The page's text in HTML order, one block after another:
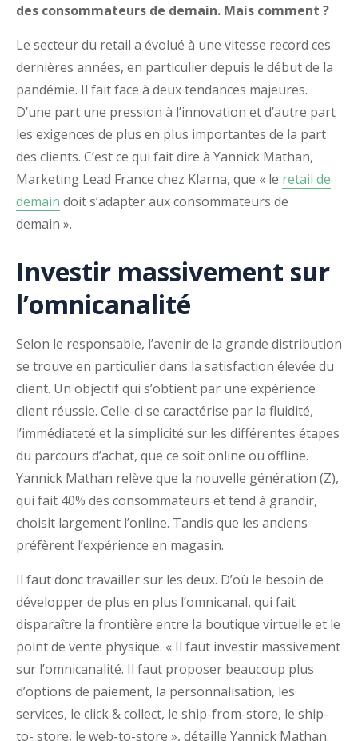
des consommateurs de demain. Mais comment ?
Le secteur du retail a évolué à une vitesse record ces
dernières années, en particulier depuis le début de la
pandémie. Il fait face à deux tendances majeures.
D’une part une pression à l’innovation et d’autre part
les exigences de plus en plus importantes de la part
des clients. C’est ce qui fait dire à Yannick Mathan,
Marketing Lead France chez Klarna, que « le retail de
demain doit s’adapter aux consommateurs de
demain ».
Investir massivement sur
l’omnicanalité
Selon le responsable, l’avenir de la grande distribution
se trouve en particulier dans la satisfaction élevée du
client. Un objectif qui s’obtient par une expérience
client réussie. Celle-ci se caractérise par la fluidité,
l’immédiateté et la simplicité sur les différentes étapes
du parcours d’achat, que ce soit online ou offline.
Yannick Mathan relève que la nouvelle génération (Z),
qui fait 40% des consommateurs et tend à grandir,
choisit largement l’online. Tandis que les anciens
préfèrent l’expérience en magasin.
Il faut donc travailler sur les deux. D’où le besoin de
développer de plus en plus l’omnicanal, qui fait
disparaître la frontière entre la boutique virtuelle et le
point de vente physique. « Il faut investir massivement
sur l’omnicanalité. Il faut proposer beaucoup plus
d’options de paiement, la personnalisation, les
services, le click & collect, le ship-from-store, le ship-
to- store, le web-to-store », détaille Yannick Mathan.